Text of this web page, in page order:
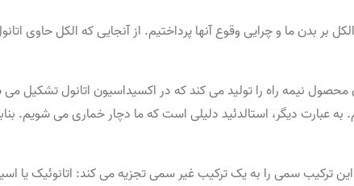
الکل بر بدن ما و چرایی وقوع آنها پرداختیم. از آنجایی که الکل حاوی
نیمه راه را تولید می کند که در اکسیداسیون اتانول تشکیل
دیگر، استالدئید دلیلی است که ما دچار خماری می شویم.
این ترکیب سمی را به یک ترکیب غیر سمی تجزیه می کند: اتانوئیک یا